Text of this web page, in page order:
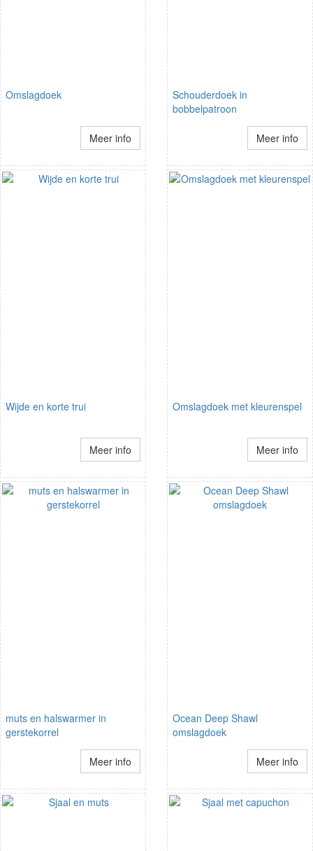
Omslagdoek
Meer info
Schouderdoek in
bobbelpatroon
Meer info
Wijde en korte trui
Meer info
Omslagdoek met kleurenspel
Meer info
muts en halswarmer in
gerstekorrel
Meer info
Ocean Deep Shawl
omslagdoek
Meer info